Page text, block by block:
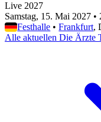
Live 2027
Samstag, 15. Mai 2027 •
Festhalle • Frankfurt,
Alle aktuellen Die Ärzte